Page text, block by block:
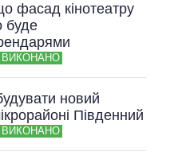
фасад кінотеатру
буде
ВИКОНАНО
новий
Південний
ВИКОНАНО